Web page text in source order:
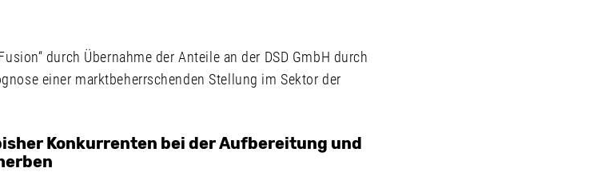
durch Übernahme der Anteile an der DSD GmbH durch
einer marktbeherrschenden Stellung im Sektor der
Konkurrenten bei der Aufbereitung und